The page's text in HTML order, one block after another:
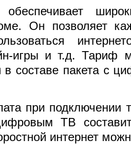
Он позволяет
игры и т.д. Тариф
в составе пакета с
при
ТВ
интернет